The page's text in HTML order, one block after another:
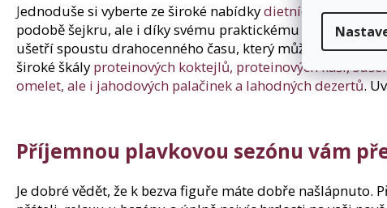
Jednoduše si vyberte ze široké nabídkydietních plánů.
podobě šejkru, ale i díky svému praktickému využití
ušetří spoustu drahocenného času, který můžete využít
široké škály proteinových koktejlů, proteinových kaší,
omelet, ale i jahodových palačinek a lahodných dezertů.
Příjemnou plavkovou sezónu vám
Je dobré vědět, že k bezva figuře máte dobře